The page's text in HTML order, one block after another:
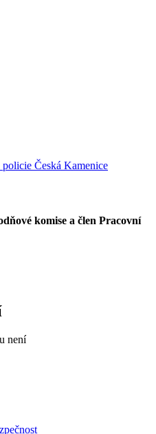
komise a člen Pracovní
není